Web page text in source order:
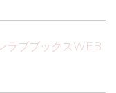
ラブブックスWEB